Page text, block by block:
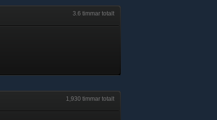
3.6 timmar totalt
1,930 timmar totalt